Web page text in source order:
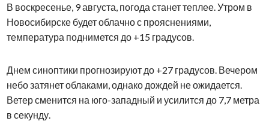
В воскресенье, 9 августа, погода станет теплее. Утром в
Новосибирске будет облачно с прояснениями,
температура поднимется до +15 градусов.
Днем синоптики прогнозируют до +27 градусов. Вечером
небо затянет облаками, однако дождей не ожидается.
Ветер сменится на юго-западный и усилится до 7,7 метра
в секунду.